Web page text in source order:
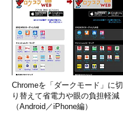
Chromeを「ダークモード」に切
り替えて省電力や眼の負担軽減
（Android／iPhone編）